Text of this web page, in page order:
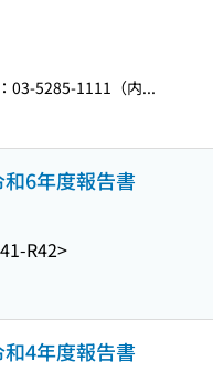
03-5285-1111（内...
6年度報告書
R42>
4年度報告書